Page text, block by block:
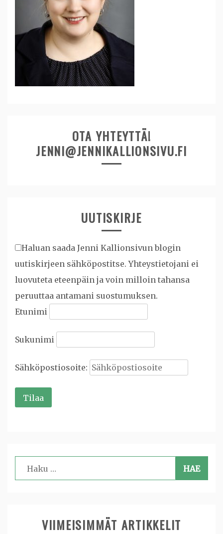
OTA YHTEYTTÄ!
JENNI@JENNIKALLIONSIVU.FI
UUTISKIRJE
Haluan saada Jenni Kallionsivun blogin
uutiskirjeen sähköpostitse. Yhteystietojani ei
luovuteta eteenpäin ja voin milloin tahansa
peruuttaa antamani suostumuksen.
Etunimi
Sukunimi
Sähköpostiosoite:
Haku:
VIIMEISIMMÄT ARTIKKELIT